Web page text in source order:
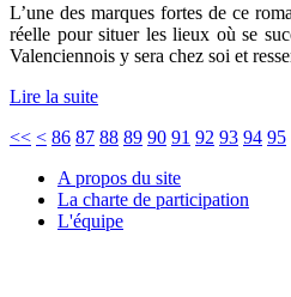
L’une des marques fortes de ce
réelle pour situer les lieux où se
Valenciennois y sera chez soi et
Lire la suite
<< < 86 87 88 89 90 91 92 93 94 95
A propos du site
La charte de participation
L'équipe